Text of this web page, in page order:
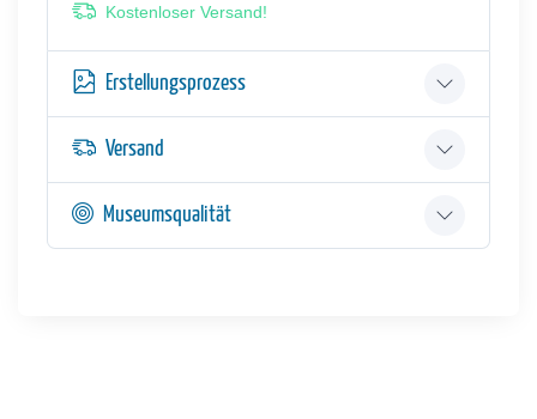
Kostenloser Versand!
Erstellungsprozess
Versand
Museumsqualität